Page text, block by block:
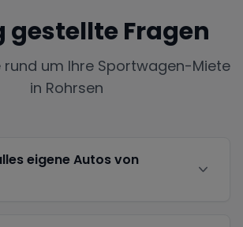
gestellte Fragen
rund um Ihre Sportwagen-Miete
in Rohrsen
eigene Autos von